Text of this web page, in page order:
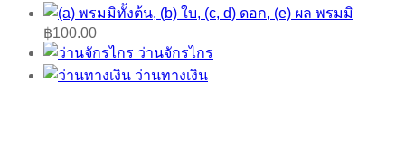
พรมมิ
฿100.00
ว่านจักรไกร
ว่านทางเงิน